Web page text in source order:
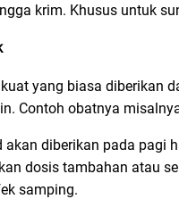
krim. Khusus untuk
yang biasa diberikan
Contoh obatnya
akan diberikan pada pagi
dosis tambahan atau
samping.